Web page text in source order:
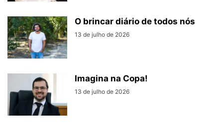
O brincar diário de todos nós
13 de julho de 2026
Imagina na Copa!
13 de julho de 2026